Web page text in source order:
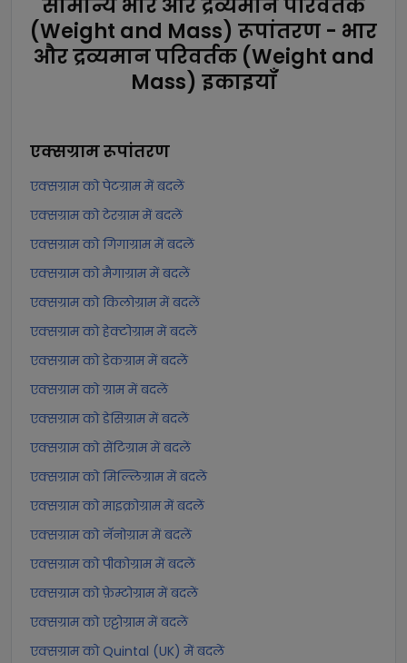
सामान्य भार और द्रव्यमान परिवर्तक
(Weight and Mass) रूपांतरण - भार
और द्रव्यमान परिवर्तक (Weight and
Mass) इकाइयाँ
एक्सग्रामरूपांतरण
एक्सग्राम को पेटग्राम में बदलें
एक्सग्राम को टेरग्राम में बदलें
एक्सग्राम को गिगाग्राम में बदलें
एक्सग्राम को मैगाग्राम में बदलें
एक्सग्राम को किलोग्राम में बदलें
एक्सग्राम को हेक्टोग्राम में बदलें
एक्सग्राम को डेकग्राम में बदलें
एक्सग्राम को ग्राम में बदलें
एक्सग्राम को डेसिग्राम में बदलें
एक्सग्राम को सेंटिग्राम में बदलें
एक्सग्राम को मिल्लिग्राम में बदलें
एक्सग्राम को माइक्रोग्राम में बदलें
एक्सग्राम को नॅनोग्राम में बदलें
एक्सग्राम को पीकोग्राम में बदलें
एक्सग्राम को फ़ेम्टोग्राम में बदलें
एक्सग्राम को एट्टोग्राम में बदलें
एक्सग्राम को Quintal (UK) में बदलें